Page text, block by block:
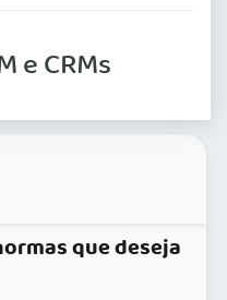
e CRMs
que deseja